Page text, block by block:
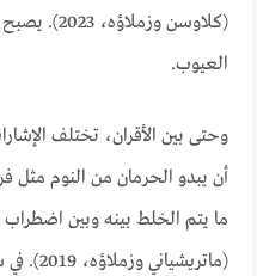
(كلاوسن
العيوب.
وحتى بين الأقران، تختلف
أن يبدو الحرمان من النوم مثل
ما يتم الخلط بينه وبين